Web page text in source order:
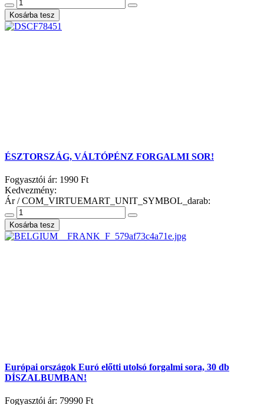
ÉSZTORSZÁG, VÁLTÓPÉNZ FORGALMI SOR!
Fogyasztói ár: 1990 Ft
Kedvezmény:
Ár / COM_VIRTUEMART_UNIT_SYMBOL_darab:
Európai országok Euró előtti utolsó forgalmi sora, 30 db
DÍSZALBUMBAN!
Fogyasztói ár: 79990 Ft